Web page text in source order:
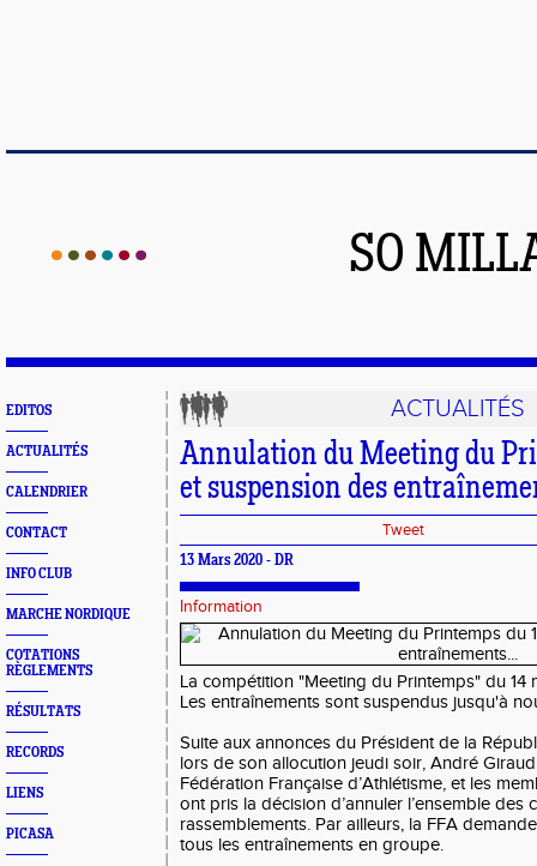
SO
EDITOS
ACTUALITÉS
CALENDRIER
CONTACT
INFO CLUB
MARCHE NORDIQUE
COTATIONS
RÈGLEMENTS
RÉSULTATS
RECORDS
LIENS
PICASA
ACTUALITÉS
Annulation du Meeting du
et suspension des
Tweet
13 Mars 2020 - DR
Information
La compétition "Meeting du Printemps" du 14
Les entraînements sont suspendus jusqu'à
Suite aux annonces du Président de la
lors de son allocution jeudi soir, André
Fédération Française d’Athlétisme, et les
ont pris la décision d’annuler l’ensemble des
rassemblements. Par ailleurs, la FFA
tous les entraînements en groupe.